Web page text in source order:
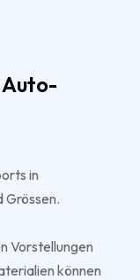
in
Grössen.
Vorstellungen
können